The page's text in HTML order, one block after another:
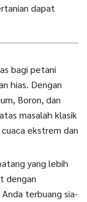
dapat
bagi petani
hias. Dengan
Boron, dan
masalah klasik
ekstrem dan
yang lebih
dengan
Anda terbuang sia-